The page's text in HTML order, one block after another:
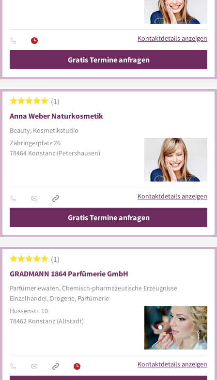
Kontaktdetails anzeigen
Gratis Termine anfragen
Anna Weber Naturkosmetik
Beauty, Kosmetikstudio
1
Zähringerplatz 26
78464 Konstanz (Petershausen)
Kontaktdetails anzeigen
Gratis Termine anfragen
GRADMANN 1864 Parfümerie GmbH
Parfümeriewaren, Chemisch-pharmazeutische Erzeugnisse
Einzelhandel, Drogerie, Parfümerie
1
Hussenstr. 10
78462 Konstanz (Altstadt)
Kontaktdetails anzeigen